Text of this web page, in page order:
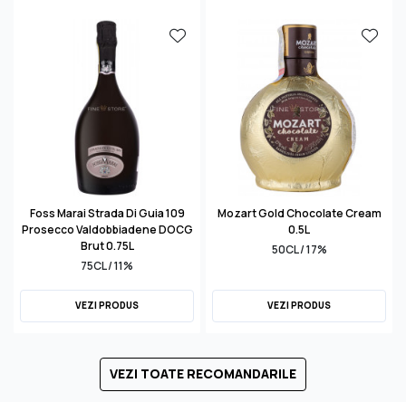
Foss Marai Strada Di Guia 109
Prosecco Valdobbiadene DOCG
Brut 0.75L
75CL / 11%
VEZI PRODUS
Mozart Gold Chocolate Cream
0.5L
50CL / 17%
VEZI PRODUS
VEZI TOATE RECOMANDARILE